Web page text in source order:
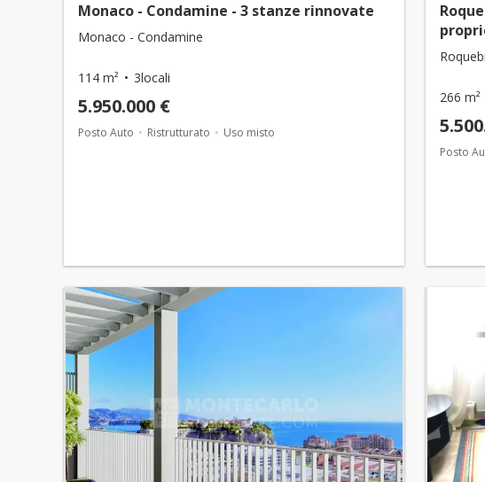
Monaco - Condamine - 3 stanze rinnovate
Monaco - Condamine
114 m² 3locali
5.950.000 €
Posto Auto Ristrutturato Uso misto
266 m²
Posto